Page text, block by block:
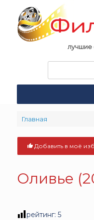
content
лучшие
поиска:
Главная
Добавить в моё
Оливье
рейтинг: 5